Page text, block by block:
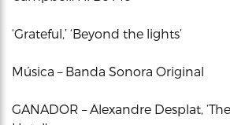
‘Grateful,’ ‘Beyond the lights’
Música – Banda Sonora Original
GANADOR – Alexandre Desplat,